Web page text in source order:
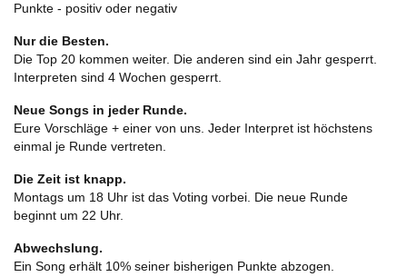
Punkte - positiv oder negativ
Nur die Besten.
Die Top 20 kommen weiter. Die anderen sind ein Jahr gesperrt.
Interpreten sind 4 Wochen gesperrt.
Neue Songs in jeder Runde.
Eure Vorschläge + einer von uns. Jeder Interpret ist höchstens
einmal je Runde vertreten.
Die Zeit ist knapp.
Montags um 18 Uhr ist das Voting vorbei. Die neue Runde
beginnt um 22 Uhr.
Abwechslung.
Ein Song erhält 10% seiner bisherigen Punkte abzogen.